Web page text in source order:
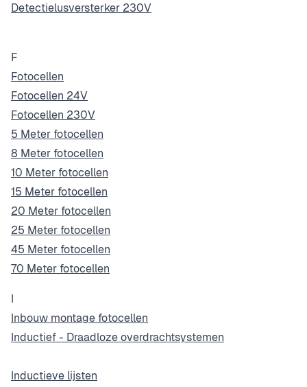
Detectielusversterker 230V
F
Fotocellen
Fotocellen 24V
Fotocellen 230V
5 Meter fotocellen
8 Meter fotocellen
10 Meter fotocellen
15 Meter fotocellen
20 Meter fotocellen
25 Meter fotocellen
45 Meter fotocellen
70 Meter fotocellen
I
Inbouw montage fotocellen
Inductief - Draadloze overdrachtsystemen
Inductieve lijsten